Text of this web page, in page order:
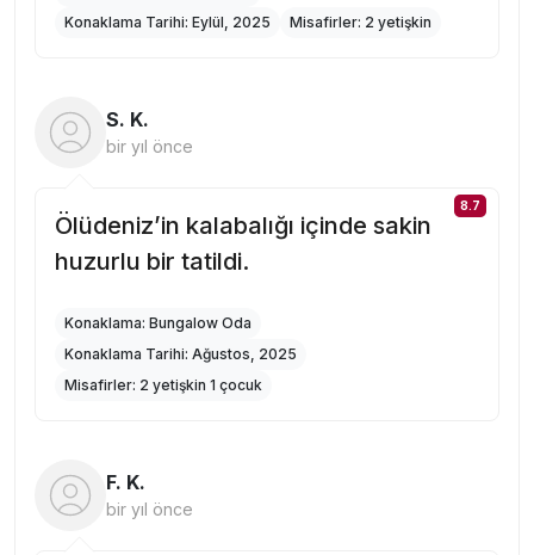
Konaklama Tarihi: Eylül, 2025 Misafirler: 2 yetişkin
S. K.
bir yıl önce
8.7
Ölüdeniz’in kalabalığı içinde sakin
huzurlu bir tatildi.
Konaklama: Bungalow Oda
Konaklama Tarihi: Ağustos, 2025
Misafirler: 2 yetişkin 1 çocuk
F. K.
bir yıl önce